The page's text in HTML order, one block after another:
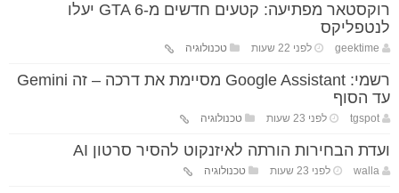
רוקסטאר מפתיעה: קטעים חדשים מ-GTA 6 יעלו
לנטפליקס
geektime לפני 22 שעות טכנולוגיה
רשמי: Google Assistant מסיימת את דרכה – זה Gemini
עד הסוף
tgspot לפני 23 שעות טכנולוגיה
ועדת הבחירות הורתה לאיזנקוט להסיר סרטון AI
walla לפני 23 שעות טכנולוגיה